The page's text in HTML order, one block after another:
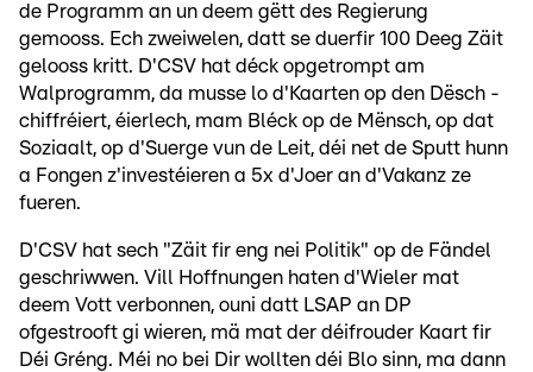
de Programm an un deem gëtt des Regierung
gemooss. Ech zweiwelen, datt se duerfir 100 Deeg Zäit
gelooss kritt. D'CSV hat déck opgetrompt am
Walprogramm, da musse lo d'Kaarten op den Dësch -
chiffréiert, éierlech, mam Bléck op de Mënsch, op dat
Soziaalt, op d'Suerge vun de Leit, déi net de Sputt hunn
a Fongen z'investéieren a 5x d'Joer an d'Vakanz ze
fueren.
D'CSV hat sech "Zäit fir eng nei Politik" op de Fändel
geschriwwen. Vill Hoffnungen haten d'Wieler mat
deem Vott verbonnen, ouni datt LSAP an DP
ofgestrooft gi wieren, mä mat der déifrouder Kaart fir
Déi Gréng. Méi no bei Dir wollten déi Blo sinn, ma dann